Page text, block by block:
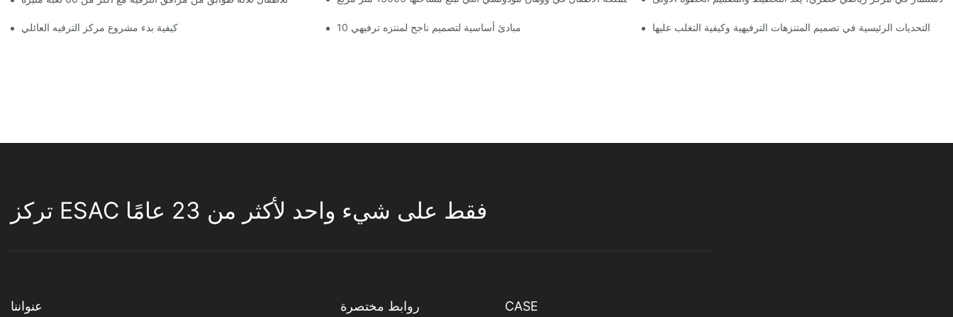
كيفية بدء مشروع مركز الترفيه العائلي 10 مبادئ أساسية لتصميم ناجح لمنتزه ترفيهي التحديات الرئيسية في تصميم المتنزهات الترفيهية وكيفية التغلب عليها
تركز ESAC فقط على شيء واحد لأكثر من 23 عامًا
عنواننا روابط مختصرة CASE